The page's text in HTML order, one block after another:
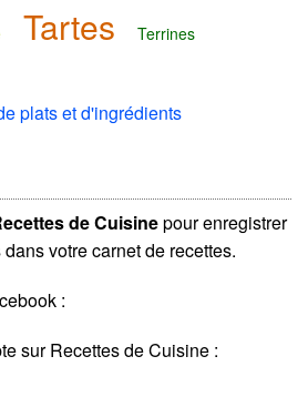
Tartes Terrines
plats et d'ingrédients
de Cuisinepour enregistrer
votre carnet de recettes.
:
sur Recettes de Cuisine :